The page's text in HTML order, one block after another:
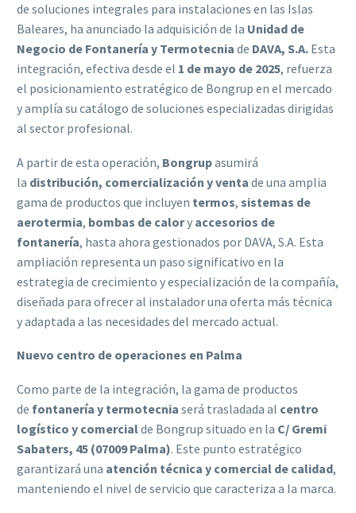
de soluciones integrales para instalaciones en las Islas
Baleares, ha anunciado la adquisición de la Unidad de
Negocio de Fontanería y Termotecnia de DAVA, S.A. Esta
integración, efectiva desde el 1 de mayo de 2025, refuerza
el posicionamiento estratégico de Bongrup en el mercado
y amplía su catálogo de soluciones especializadas dirigidas
al sector profesional.
A partir de esta operación, Bongrupasumirá
la distribución, comercialización y venta de una amplia
gama de productos que incluyen termos, sistemas de
aerotermia, bombas de calory accesorios de
fontanería, hasta ahora gestionados por DAVA, S.A. Esta
ampliación representa un paso significativo en la
estrategia de crecimiento y especialización de la compañía,
diseñada para ofrecer al instalador una oferta más técnica
y adaptada a las necesidades del mercado actual.
Nuevo centro de operaciones en Palma
Como parte de la integración, la gama de productos
de fontanería y termotecnia será trasladada al centro
logístico y comercialde Bongrup situado en la C/ Gremi
Sabaters, 45 (07009 Palma). Este punto estratégico
garantizará una atención técnica y comercial de calidad,
manteniendo el nivel de servicio que caracteriza a la marca.